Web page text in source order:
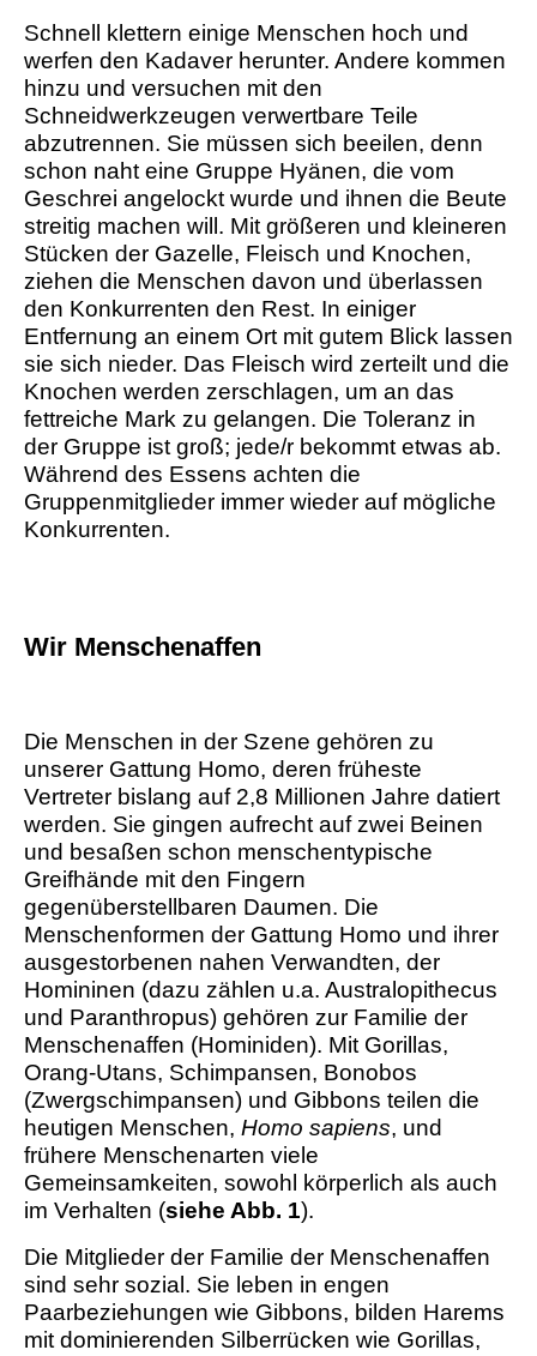
Schnell klettern einige Menschen hoch und
werfen den Kadaver herunter. Andere kommen
hinzu und versuchen mit den
Schneidwerkzeugen verwertbare Teile
abzutrennen. Sie müssen sich beeilen, denn
schon naht eine Gruppe Hyänen, die vom
Geschrei angelockt wurde und ihnen die Beute
streitig machen will. Mit größeren und kleineren
Stücken der Gazelle, Fleisch und Knochen,
ziehen die Menschen davon und überlassen
den Konkurrenten den Rest. In einiger
Entfernung an einem Ort mit gutem Blick lassen
sie sich nieder. Das Fleisch wird zerteilt und die
Knochen werden zerschlagen, um an das
fettreiche Mark zu gelangen. Die Toleranz in
der Gruppe ist groß; jede/r bekommt etwas ab.
Während des Essens achten die
Gruppenmitglieder immer wieder auf mögliche
Konkurrenten.
Wir Menschenaffen
Die Menschen in der Szene gehören zu
unserer Gattung Homo, deren früheste
Vertreter bislang auf 2,8 Millionen Jahre datiert
werden. Sie gingen aufrecht auf zwei Beinen
und besaßen schon menschentypische
Greifhände mit den Fingern
gegenüberstellbaren Daumen. Die
Menschenformen der Gattung Homo und ihrer
ausgestorbenen nahen Verwandten, der
Homininen (dazu zählen u.a. Australopithecus
und Paranthropus) gehören zur Familie der
Menschenaffen (Hominiden). Mit Gorillas,
Orang-Utans, Schimpansen, Bonobos
(Zwergschimpansen) und Gibbons teilen die
heutigen Menschen, Homo sapiens, und
frühere Menschenarten viele
Gemeinsamkeiten, sowohl körperlich als auch
im Verhalten (siehe Abb. 1).
Die Mitglieder der Familie der Menschenaffen
sind sehr sozial. Sie leben in engen
Paarbeziehungen wie Gibbons, bilden Harems
mit dominierenden Silberrücken wie Gorillas,